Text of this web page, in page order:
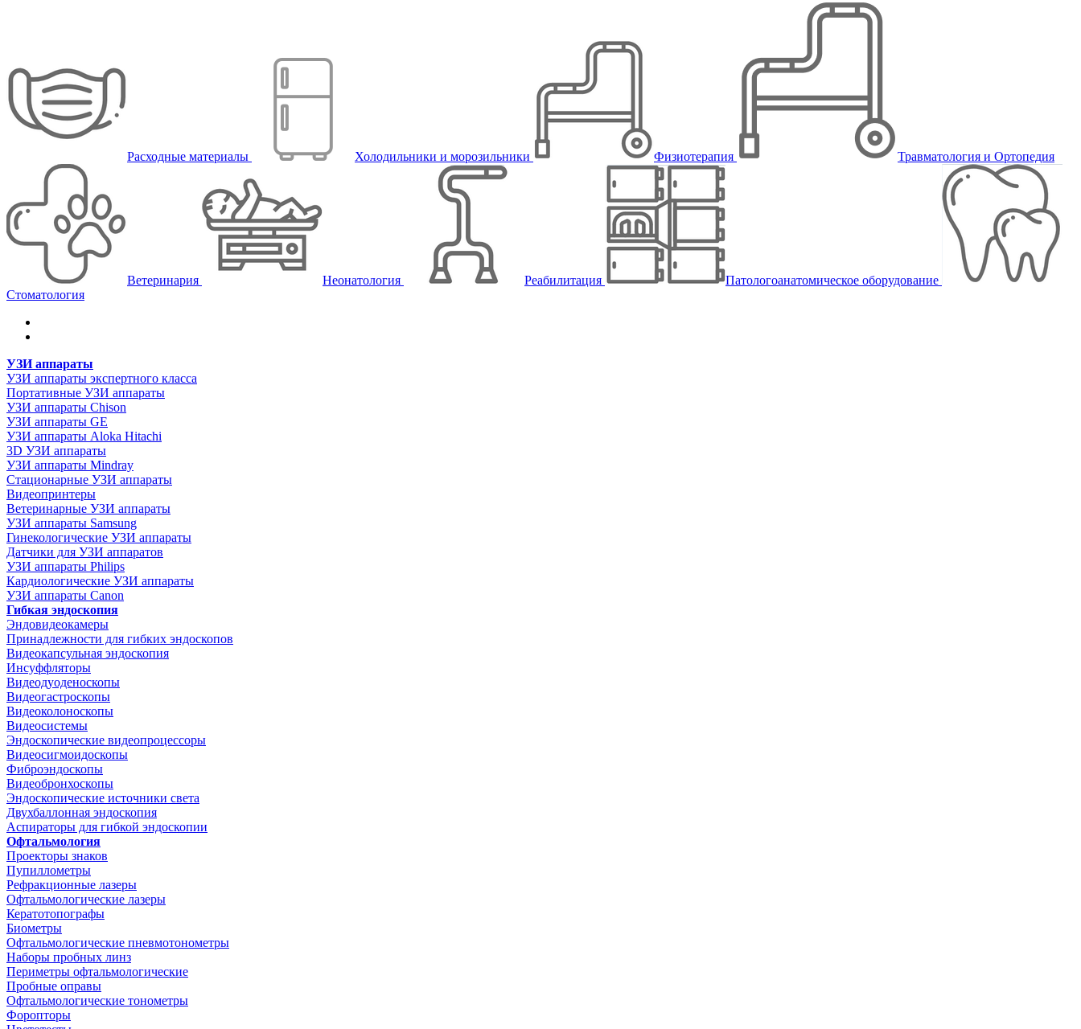
Расходные материалы Холодильники и морозильники Физиотерапия Травматология и Ортопедия
Ветеринария Неонатология Реабилитация
Патологоанатомическое оборудование
Стоматология
УЗИ аппараты
УЗИ аппараты экспертного класса
Портативные УЗИ аппараты
УЗИ аппараты Chison
УЗИ аппараты GE
УЗИ аппараты Aloka Hitachi
3D УЗИ аппараты
УЗИ аппараты Mindray
Стационарные УЗИ аппараты
Видеопринтеры
Ветеринарные УЗИ аппараты
УЗИ аппараты Samsung
Гинекологические УЗИ аппараты
Датчики для УЗИ аппаратов
УЗИ аппараты Philips
Кардиологические УЗИ аппараты
УЗИ аппараты Canon
Гибкая эндоскопия
Эндовидеокамеры
Принадлежности для гибких эндоскопов
Видеокапсульная эндоскопия
Инсуффляторы
Видеодуоденоскопы
Видеогастроскопы
Видеоколоноскопы
Видеосистемы
Эндоскопические видеопроцессоры
Видеосигмоидоскопы
Фиброэндоскопы
Видеобронхоскопы
Эндоскопические источники света
Двухбаллонная эндоскопия
Аспираторы для гибкой эндоскопии
Офтальмология
Проекторы знаков
Пупиллометры
Рефракционные лазеры
Офтальмологические лазеры
Кератотопографы
Биометры
Офтальмологические пневмотонометры
Наборы пробных линз
Периметры офтальмологические
Пробные оправы
Офтальмологические тонометры
Форопторы